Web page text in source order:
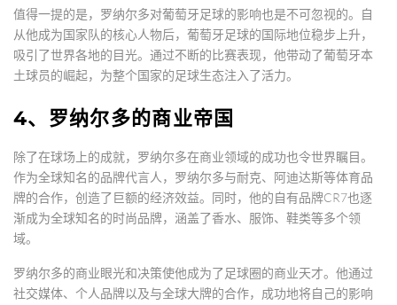
值得一提的是，罗纳尔多对葡萄牙足球的影响也是不可忽视的。自
从他成为国家队的核心人物后，葡萄牙足球的国际地位稳步上升，
吸引了世界各地的目光。通过不断的比赛表现，他带动了葡萄牙本
土球员的崛起，为整个国家的足球生态注入了活力。
4、罗纳尔多的商业帝国
除了在球场上的成就，罗纳尔多在商业领域的成功也令世界瞩目。
作为全球知名的品牌代言人，罗纳尔多与耐克、阿迪达斯等体育品
牌的合作，创造了巨额的经济效益。同时，他的自有品牌CR7也逐
渐成为全球知名的时尚品牌，涵盖了香水、服饰、鞋类等多个领
域。
罗纳尔多的商业眼光和决策使他成为了足球圈的商业天才。他通过
社交媒体、个人品牌以及与全球大牌的合作，成功地将自己的影响